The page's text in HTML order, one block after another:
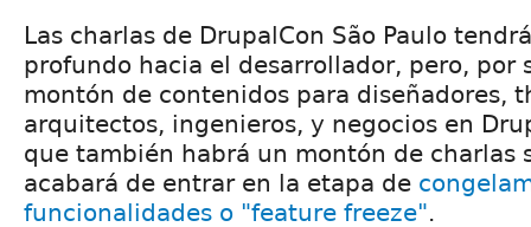
Las charlas de DrupalCon São Paulo
profundo hacia el desarrollador, pero, por
montón de contenidos para diseñadores,
arquitectos, ingenieros, y negocios en
que también habrá un montón de charlas
acabará de entrar en la etapa de
funcionalidades o "feature freeze".